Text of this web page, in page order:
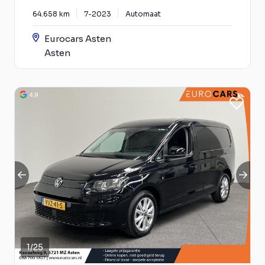
64.658 km 7-2023 Automaat
Eurocars Asten
Asten
1/25